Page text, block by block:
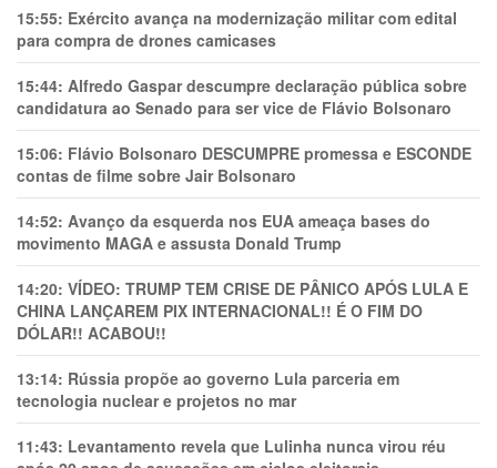
15:55: Exército avança na modernização militar com edital
para compra de drones camicases
15:44: Alfredo Gaspar descumpre declaração pública sobre
candidatura ao Senado para ser vice de Flávio Bolsonaro
15:06: Flávio Bolsonaro DESCUMPRE promessa e ESCONDE
contas de filme sobre Jair Bolsonaro
14:52: Avanço da esquerda nos EUA ameaça bases do
movimento MAGA e assusta Donald Trump
14:20: VÍDEO: TRUMP TEM CRlSE DE PÂNlCO APÓS LULA E
CHINA LANÇAREM PIX INTERNACIONAL!! É O FIM DO
DÓLAR!! ACABOU!!
13:14: Rússia propõe ao governo Lula parceria em
tecnologia nuclear e projetos no mar
11:43: Levantamento revela que Lulinha nunca virou réu